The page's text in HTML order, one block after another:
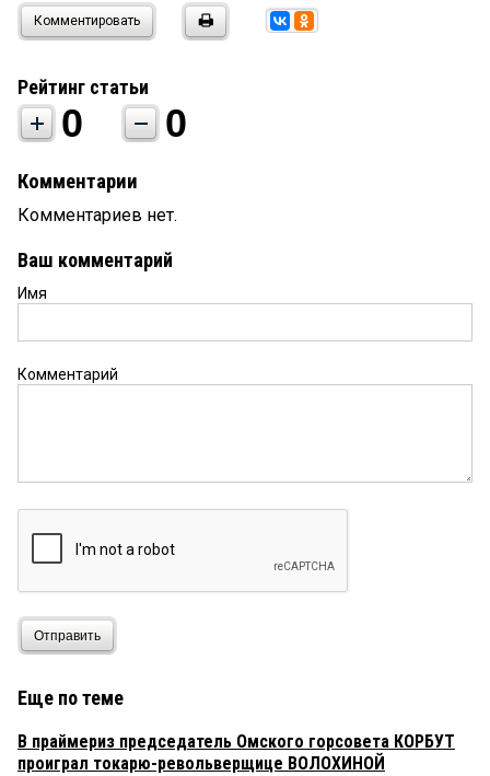
Комментировать
Рейтинг статьи
0 0
Комментарии
Комментариев нет.
Ваш комментарий
Имя
Комментарий
Отправить
Еще по теме
В праймериз председатель Омского горсовета КОРБУТ
проиграл токарю-револьверщице ВОЛОХИНОЙ